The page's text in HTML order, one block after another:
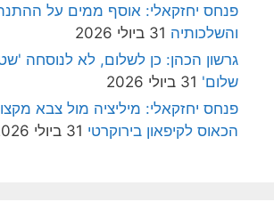
פנחס יחזקאלי: אוסף ממים על
והשלכותיה 31 ביולי 2026
גרשון הכהן: כן לשלום, לא לנוסחה
שלום' 31 ביולי 2026
פנחס יחזקאלי: מיליציה מול צבא
הכאוס לקיפאון בירוקרטי 31 ביולי 2026